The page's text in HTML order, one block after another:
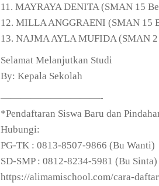
11. MAYRAYA DENITA (SMAN 15
12. MILLA ANGGRAENI (SMAN 15
13. NAJMA AYLA MUFIDA (SMAN
Selamat Melanjutkan Studi
By: Kepala Sekolah
——————————-
*Pendaftaran Siswa Baru dan
Hubungi:
PG-TK : 0813-8507-9866 (Bu Wanti)
SD-SMP : 0812-8234-5981 (Bu Sinta)
https://alimamischool.com/cara-